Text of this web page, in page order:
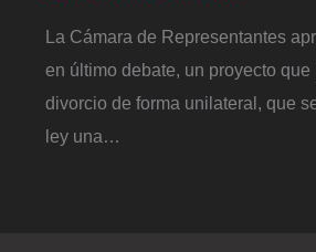
La Cámara de Representantes
en último debate, un proyecto que
divorcio de forma unilateral, que
ley una…